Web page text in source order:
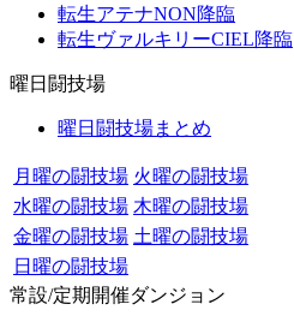
転生アテナNON降臨
転生ヴァルキリーCIEL降臨
曜日闘技場
曜日闘技場まとめ
月曜の闘技場 火曜の闘技場
水曜の闘技場 木曜の闘技場
金曜の闘技場 土曜の闘技場
日曜の闘技場
常設/定期開催ダンジョン